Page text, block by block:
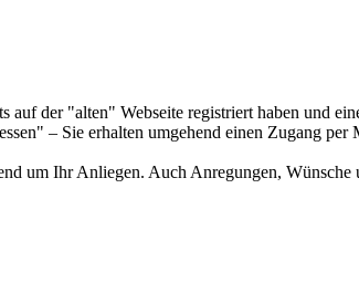
auf der "alten" Webseite registriert haben und
– Sie erhalten umgehend einen Zugang per
um Ihr Anliegen. Auch Anregungen, Wünsche